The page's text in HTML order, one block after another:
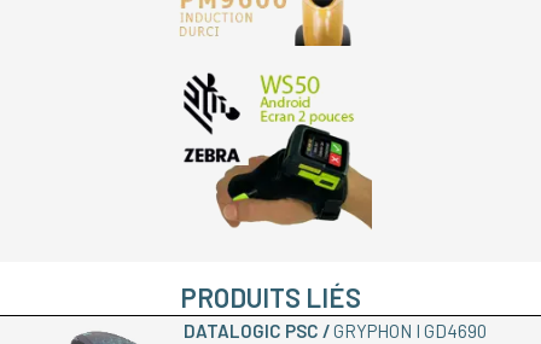
PRODUITS LIÉS
DATALOGIC PSC GRYPHON I GD4690